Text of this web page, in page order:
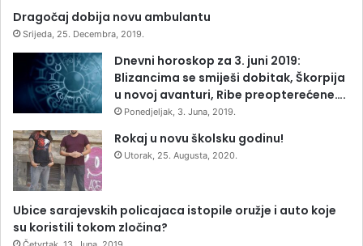
Dragočaj dobija novu ambulantu
Srijeda, 25. Decembra, 2019.
Dnevni horoskop za 3. juni 2019:
Blizancima se smiješi dobitak, Škorpija
u novoj avanturi, Ribe preopterećene….
Ponedjeljak, 3. Juna, 2019.
Rokaj u novu školsku godinu!
Utorak, 25. Augusta, 2020.
Ubice sarajevskih policajaca istopile oružje i auto koje
su koristili tokom zločina?